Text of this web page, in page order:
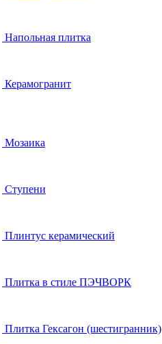
Напольная плитка
Керамогранит
Мозаика
Ступени
Плинтус керамический
Плитка в стиле ПЭЧВОРК
Плитка Гексагон (шестигранник)